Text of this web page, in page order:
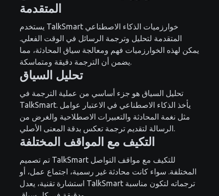
المتقدمة
يستخدم TalkSmart خوارزميات الذكاء الاصطناعي
المتقدمة لتحليل وترجمة الرسائل في الوقت الفعلي.
يمكن لهذه الخوارزميات فهم ومعالجة سياق المحادثة، مما
تحليل السياق
تحليل السياق هو جزء أساسي من عملية الترجمة في
TalkSmart. يأخذ الذكاء الاصطناعي في الاعتبار عوامل
مثل نغمة المحادثة والتعبيرات الاصطلاحية والغرض من
التكيف مع المواقف المختلفة
تم تصميم TalkSmart للتكيف مع مواقف التواصل
المختلفة. سواء كانت محادثة غير رسمية، اجتماع عمل، أو
استشارة تقنية، يعدل TalkSmart ترجماته لتكون مناسبة